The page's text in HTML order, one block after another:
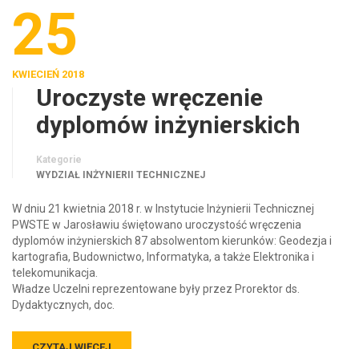
25
KWIECIEŃ 2018
Uroczyste wręczenie
dyplomów inżynierskich
Kategorie
WYDZIAŁ INŻYNIERII TECHNICZNEJ
W dniu 21 kwietnia 2018 r. w Instytucie Inżynierii Technicznej
PWSTE w Jarosławiu świętowano uroczystość wręczenia
dyplomów inżynierskich 87 absolwentom kierunków: Geodezja i
kartografia, Budownictwo, Informatyka, a także Elektronika i
telekomunikacja.
Władze Uczelni reprezentowane były przez Prorektor ds.
Dydaktycznych, doc.